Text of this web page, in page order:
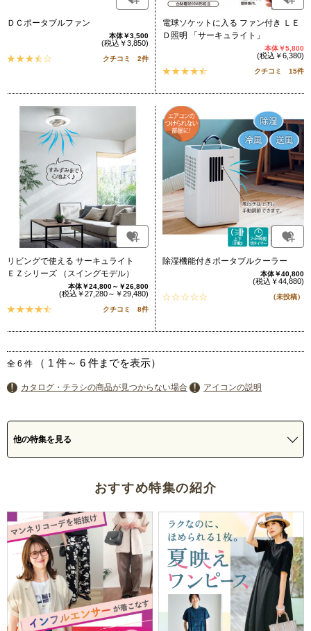
ＤＣポータブルファン
本体￥3,500
(税込￥3,850)
クチコミ 2件
電球ソケットに入る ファン付き ＬＥ
Ｄ照明 「サーキュライト」
本体￥5,800
(税込￥6,380)
クチコミ 15件
リビングで使える サーキュライト
ＥＺシリーズ （スイングモデル）
本体￥24,800～￥26,800
(税込￥27,280～￥29,480)
クチコミ 8件
除湿機能付きポータブルクーラー
本体￥40,800
(税込￥44,880)
（未投稿）
全 6 件 （ 1 件～ 6 件までを表示）
カタログ・チラシの商品が見つからない場合 アイコンの説明
他の特集を見る
おすすめ特集の紹介